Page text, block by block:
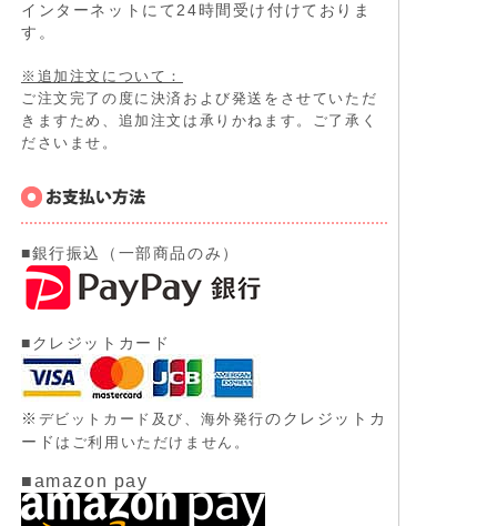
インターネットにて24時間受け付けておりま
す。
※追加注文について：
ご注文完了の度に決済および発送をさせていただ
きますため、追加注文は承りかねます。ご了承く
ださいませ。
■銀行振込（一部商品のみ）
■クレジットカード
※ デビットカード及び、 海外発行のクレジットカ
ード はご利用いただけません。
■amazon pay